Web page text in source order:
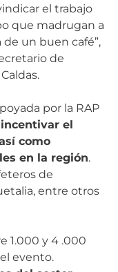
el trabajo
que madrugan a
un buen café”,
de
por la RAP
el
como
en la región.
de
entre otros
1.000 y 4 .000
evento.